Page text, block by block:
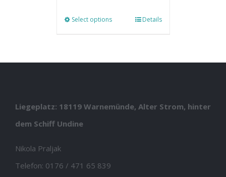
Select options Details
Liegeplatz: 18119 Warnemünde, Alter Strom, hinter
dem Schiff Undine
Nikola Praljak
Telefon: 0176 / 471 65 839